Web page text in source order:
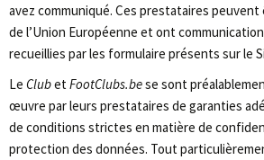
avez communiqué. Ces prestataires
de l’Union Européenne et ont
recueillies par les formulaire présents sur le
Le ClubetFootClubs.bese sont
œuvre par leurs prestataires de garanties
de conditions strictes en matière de
protection des données. Tout